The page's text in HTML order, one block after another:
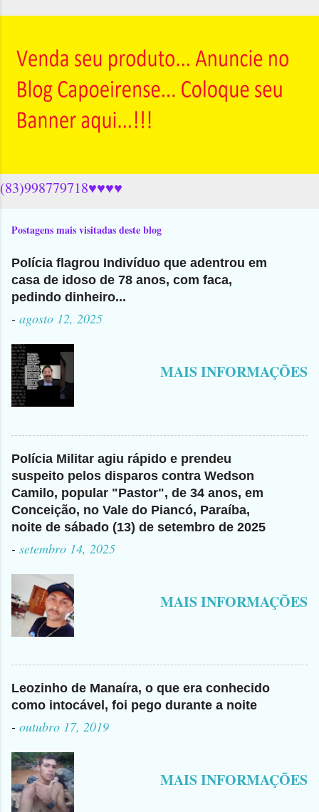
(83)998779718♥♥♥♥
Postagens mais visitadas deste blog
Polícia flagrou Indivíduo que adentrou em
casa de idoso de 78 anos, com faca,
pedindo dinheiro...
- agosto 12, 2025
MAIS INFORMAÇÕES
Polícia Militar agiu rápido e prendeu
suspeito pelos disparos contra Wedson
Camilo, popular "Pastor", de 34 anos, em
Conceição, no Vale do Piancó, Paraíba,
noite de sábado (13) de setembro de 2025
- setembro 14, 2025
MAIS INFORMAÇÕES
Leozinho de Manaíra, o que era conhecido
como intocável, foi pego durante a noite
- outubro 17, 2019
MAIS INFORMAÇÕES